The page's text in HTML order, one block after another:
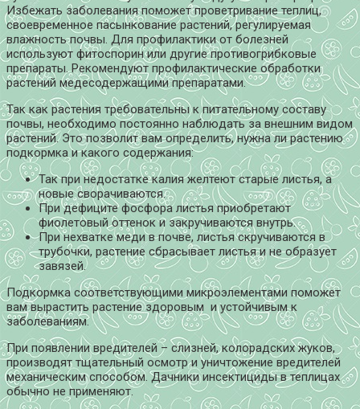
Избежать заболевания поможет проветривание теплиц,
своевременное пасынкование растений, регулируемая
влажность почвы. Для профилактики от болезней
используют фитоспорин или другие противогрибковые
препараты. Рекомендуют профилактические обработки
растений медесодержащими препаратами.
Так как растения требовательны к питательному составу
почвы, необходимо постоянно наблюдать за внешним видом
растений. Это позволит вам определить, нужна ли растению
подкормка и какого содержания:
Так при недостатке калия желтеют старые листья, а
новые сворачиваются.
При дефиците фосфора листья приобретают
фиолетовый оттенок и закручиваются внутрь.
При нехватке меди в почве, листья скручиваются в
трубочки, растение сбрасывает листья и не образует
завязей.
Подкормка соответствующими микроэлементами поможет
вам вырастить растение здоровым и устойчивым к
заболеваниям.
При появлении вредителей – слизней, колорадских жуков,
производят тщательный осмотр и уничтожение вредителей
механическим способом. Дачники инсектициды в теплицах
обычно не применяют.